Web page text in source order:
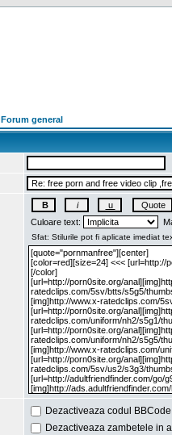
Forum general
Culoare text:
Dezactiveaza codul
Dezactiveaza zambetele in